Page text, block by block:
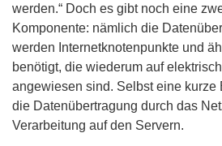
werden.“ Doch es gibt noch eine
Komponente: nämlich die
werden Internetknotenpunkte und
benötigt, die wiederum auf
angewiesen sind. Selbst eine kurze
die Datenübertragung durch das
Verarbeitung auf den Servern.